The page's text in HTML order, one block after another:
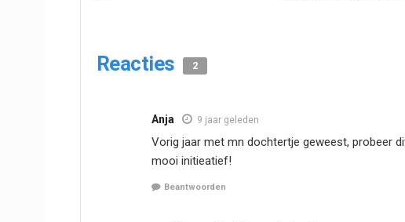
Reacties 2
Anja 9 jaar geleden
Vorig jaar met mn dochtertje geweest, probeer
mooi initieatief!
Beantwoorden